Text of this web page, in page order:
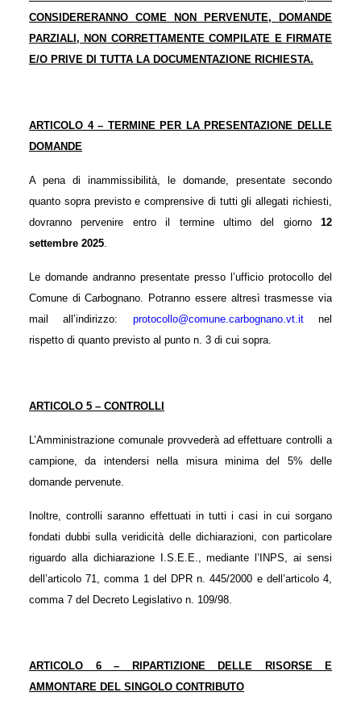
CONSIDERERANNO COME NON PERVENUTE, DOMANDE
PARZIALI, NON CORRETTAMENTE COMPILATE E FIRMATE
E/O PRIVE DI TUTTA LA DOCUMENTAZIONE RICHIESTA.
ARTICOLO 4 – TERMINE PER LA PRESENTAZIONE DELLE
DOMANDE
A pena di inammissibilità, le domande, presentate secondo
quanto sopra previsto e comprensive di tutti gli allegati richiesti,
dovranno pervenire entro il termine ultimo del giorno 12
settembre 2025
Le domande andranno presentate presso l’ufficio protocollo del
Comune di Carbognano. Potranno essere altresì trasmesse via
mail all’indirizzo: protocollo@comune.carbognano.vt.itnel
rispetto di quanto previsto al punto n. 3 di cui sopra.
ARTICOLO 5 – CONTROLLI
L’Amministrazione comunale provvederà ad effettuare controlli a
campione, da intendersi nella misura minima del 5% delle
domande pervenute.
Inoltre, controlli saranno effettuati in tutti i casi in cui sorgano
fondati dubbi sulla veridicità delle dichiarazioni, con particolare
riguardo alla dichiarazione I.S.E.E., mediante l’INPS, ai sensi
dell’articolo 71, comma 1 del DPR n. 445/2000 e dell’articolo 4,
comma 7 del Decreto Legislativo n. 109/98.
ARTICOLO 6 – RIPARTIZIONE DELLE RISORSE E
AMMONTARE DEL SINGOLO CONTRIBUTO